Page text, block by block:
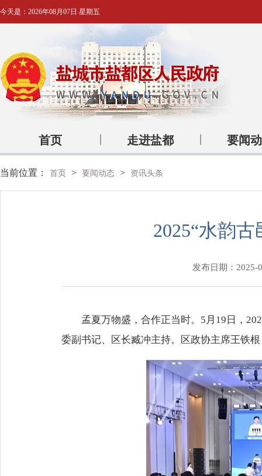
今天是： 2026年08月07日 星期五
首页 走进盐都 要闻
当前位置： 首页 > 要闻动态 > 资讯头条
2025“水韵
发布日期：2025-
孟夏万物盛，合作正当时。5月19日，
委副书记、区长臧冲主持。区政协主席王铁